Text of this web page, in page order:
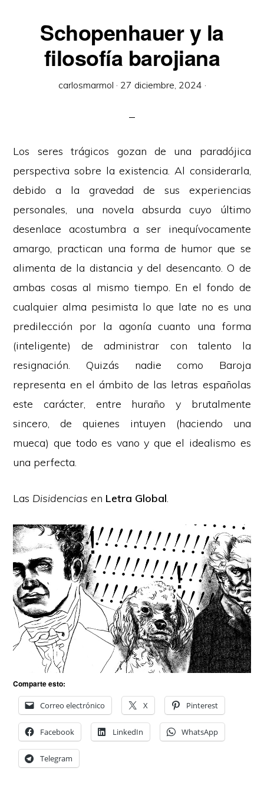
Schopenhauer y la
filosofía barojiana
carlosmarmol · 27 diciembre, 2024 ·
Los seres trágicos gozan de una paradójica
perspectiva sobre la existencia. Al considerarla,
debido a la gravedad de sus experiencias
personales, una novela absurda cuyo último
desenlace acostumbra a ser inequívocamente
amargo, practican una forma de humor que se
alimenta de la distancia y del desencanto. O de
ambas cosas al mismo tiempo. En el fondo de
cualquier alma pesimista lo que late no es una
predilección por la agonía cuanto una forma
(inteligente) de administrar con talento la
resignación. Quizás nadie como Baroja
representa en el ámbito de las letras españolas
este carácter, entre huraño y brutalmente
sincero, de quienes intuyen (haciendo una
mueca) que todo es vano y que el idealismo es
una perfecta.
Las Disidencias en Letra Global.
Comparte esto:
Correo electrónico X Pinterest
Facebook LinkedIn WhatsApp
Telegram